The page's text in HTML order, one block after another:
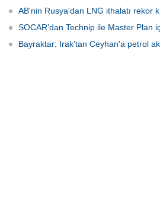
AB'nin Rusya'dan LNG ithalatı rekor
SOCAR’dan Technip ile Master Plan
Bayraktar: Irak'tan Ceyhan'a petrol